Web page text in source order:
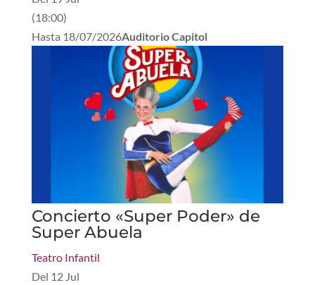
(18:00)
Hasta 18/07/2026Auditorio Capitol
Concierto «Super Poder» de
Super Abuela
Teatro Infantil
Del 12 Jul